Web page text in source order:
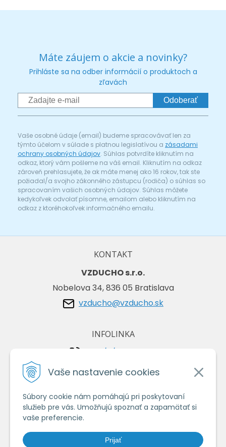
Vaše nastavenie cookies
Súbory cookie nám pomáhajú pri poskytovaní
služieb pre vás. Umožňujú spoznať a zapamätať si
vaše preferencie.
Prijať
Máte záujem o akcie a novinky?
Prihláste sa na odber informácií o produktoch a
zľavách
Odoberať
Vaše osobné údaje (email) budeme spracovávať len za
týmto účelom v súlade s platnou legislatívou a zásadami
ochrany osobných údajov. Súhlas potvrdíte kliknutím na
odkaz, ktorý vám pošleme na váš email. Kliknutím na odkaz
zároveň prehlasujete, že ak máte menej ako 16 rokov, tak ste
požiadal/a svojho zákonného zástupcu (rodiča) o súhlas so
spracovaním vašich osobných údajov. Súhlas môžete
kedykoľvek odvolať písomne, emailom alebo kliknutím na
odkaz z ktoréhokoľvek informačného emailu.
KONTAKT
VZDUCHO s.r.o.
Nobelova 34, 836 05 Bratislava
vzducho@vzducho.sk
INFOLINKA
+421/2/4464 0134
+421/903 729 042
VŠETKO O NÁKUPE
Obchodné podmienky
Ochrana osobných údajov